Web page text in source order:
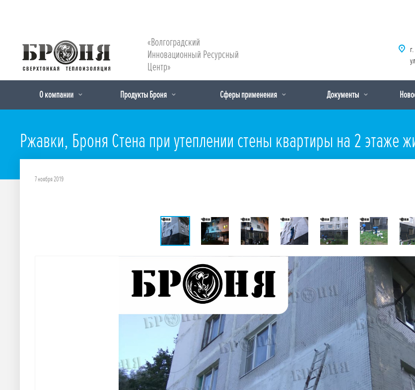
«Волгоградский
Инновационный Ресурсный
Центр»
О компании Продукты Броня Сферы применения Документы
Ржавки, Броня Стена при утеплении стены квартиры на 2 этаже
7 ноября 2019